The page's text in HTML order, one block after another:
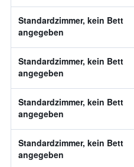
Standardzimmer, kein Bett
angegeben
Standardzimmer, kein Bett
angegeben
Standardzimmer, kein Bett
angegeben
Standardzimmer, kein Bett
angegeben